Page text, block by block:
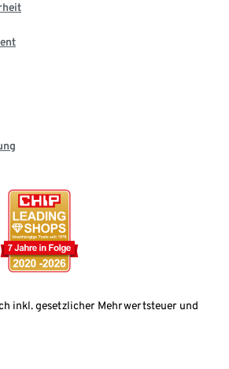
inkl. gesetzlicher Mehrwertsteuer und